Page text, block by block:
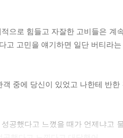
으로 힘들고 자잘한 고비들은 계
고 고민을 얘기하면 일단 버티라
객 중에 당신이 있었고 나한테 반
공했다고 느꼈을 때가 언제냐고